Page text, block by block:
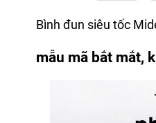
Bình đun siêu tốc
mẫu mã bắt mắt,